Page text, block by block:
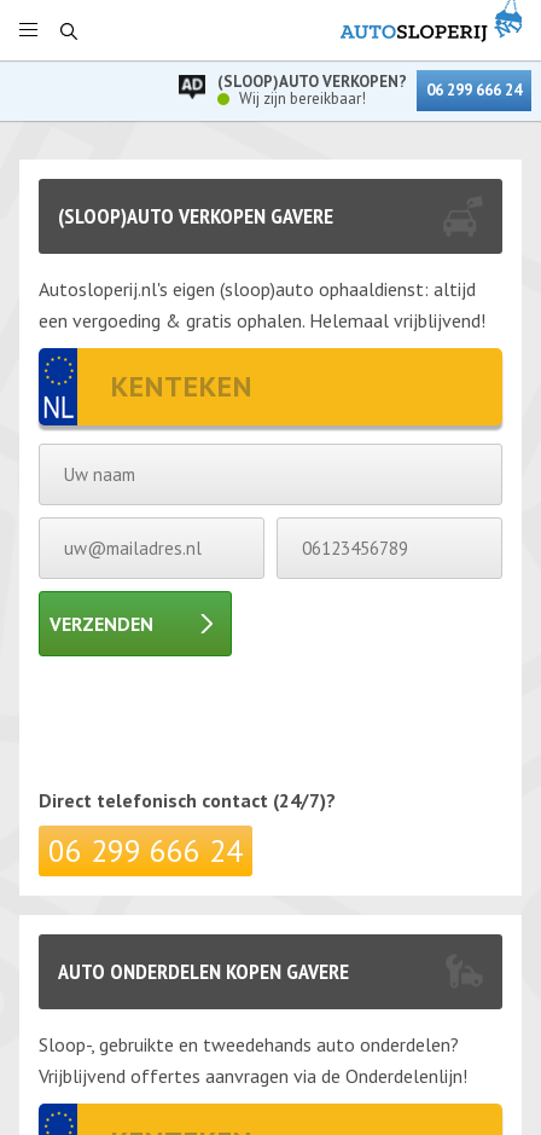
(SLOOP)AUTO VERKOPEN?
Wij zijn bereikbaar!
06 299 666 24
(SLOOP)AUTO VERKOPEN GAVERE
Autosloperij.nl's eigen (sloop)auto ophaaldienst: altijd
een vergoeding & gratis ophalen. Helemaal vrijblijvend!
VERZENDEN
Direct telefonisch contact (24/7)?
06 299 666 24
AUTO ONDERDELEN KOPEN GAVERE
Sloop-, gebruikte en tweedehands auto onderdelen?
Vrijblijvend offertes aanvragen via de Onderdelenlijn!